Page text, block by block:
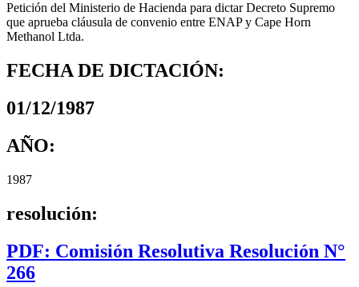
Petición del Ministerio de Hacienda para dictar Decreto Supremo
que aprueba cláusula de convenio entre ENAP y Cape Horn
Methanol Ltda.
FECHA DE DICTACIÓN:
01/12/1987
AÑO:
1987
resolución:
PDF: Comisión Resolutiva Resolución N°
266